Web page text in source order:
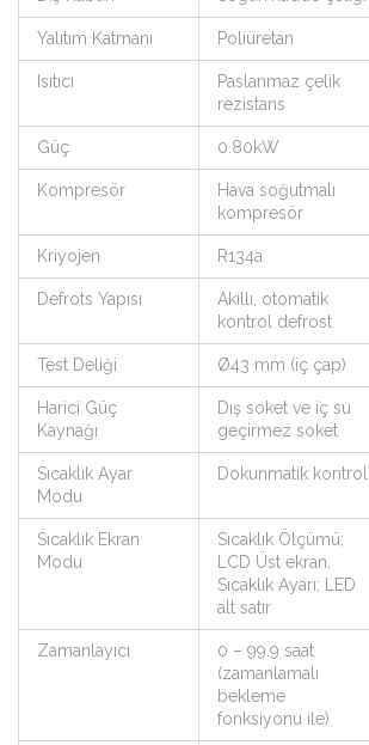
Yalıtım Katmanı Poliüretan
Isıtıcı
Paslanmaz çelik
rezistans
Güç 0.80kW
Kompresör
Hava soğutmalı
kompresör
Kriyojen R134a
Defrots Yapısı
Akıllı, otomatik
kontrol defrost
Test Deliği Ø43 mm (iç çap)
Harici Güç
Kaynağı
Dış soket ve iç su
geçirmez soket
Sıcaklık Ayar
Modu
Dokunmatik kontrol
Sıcaklık Ekran
Modu
Sıcaklık Ölçümü;
LCD Üst ekran,
Sıcaklık Ayarı; LED
alt satır
Zamanlayıcı
0 – 99.9 saat
(zamanlamalı
bekleme
fonksiyonu ile)